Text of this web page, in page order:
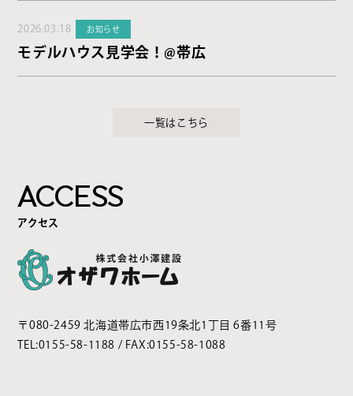
2026.03.18 お知らせ
モデルハウス見学会！@帯広
一覧はこちら
ACCESS
アクセス
〒080-2459 北海道帯広市西19条北1丁目 6番11号
TEL:0155-58-1188 / FAX:0155-58-1088